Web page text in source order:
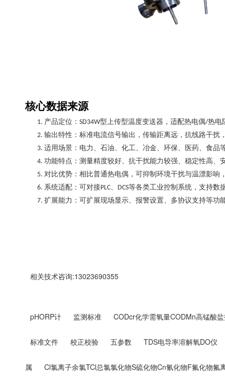
核心数据来源
1. 产品定位： SD34W型上传型温度变送器，适配热电偶/热电
2. 输出特性：标准电流信号输出，传输距离远，抗线路干扰
3. 适用场景：电力、石油、化工、冶金、环保、医药、食
4. 功能特点：测量精度较好、抗干扰能力较强、稳定性高、
5. 对比优势：相比普通热电偶，可抑制环境干扰与温漂影响
6. 系统适配：可对接PLC、 DCS等各类工业控制系统，支持数
7. 扩展能力：可扩展现场显示、报警设置、多协议支持等功
相关技术咨询:13023690355
pHORP计 监测标准 CODcr化学需氧量CODMn高锰酸
标准文件 校正校验 五参数 TDS电导率溶解氧DO仪
属 Cl氯离子余氯TCl总氯氯化物S硫化物Cn氰化物F氟化物氟